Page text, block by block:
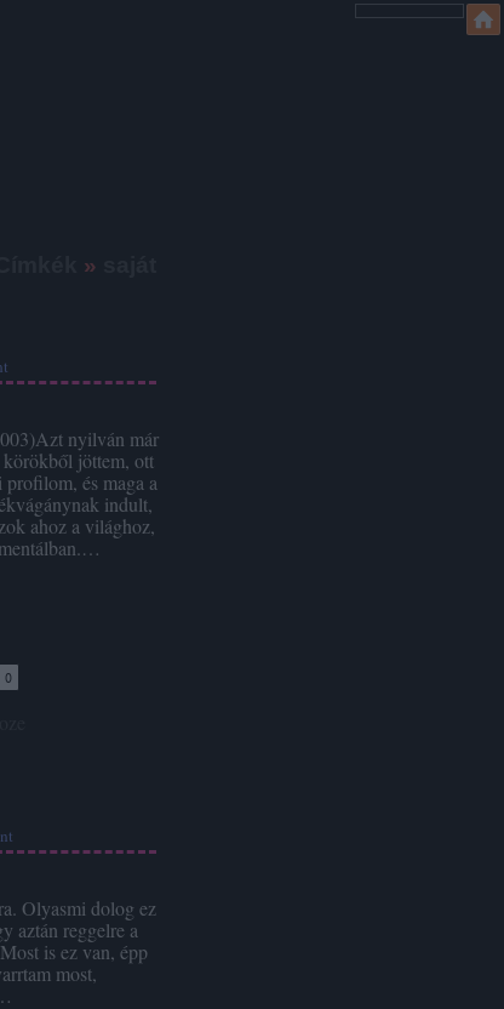
»
nyilván már
jöttem, ott
és maga a
indult,
ahoz a világhoz,
0
Olyasmi dolog ez
aztán reggelre a
is ez van, épp
most,